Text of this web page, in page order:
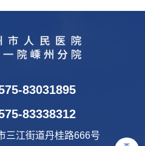
83031895
83338312
三江街道丹桂路666号